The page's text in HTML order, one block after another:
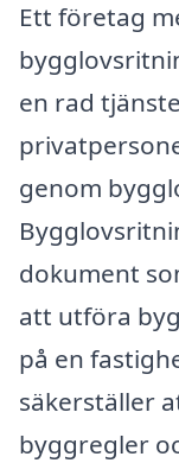
Ett företag
en rad
genom
dokument
att utföra
på en
säkerställer
byggregler